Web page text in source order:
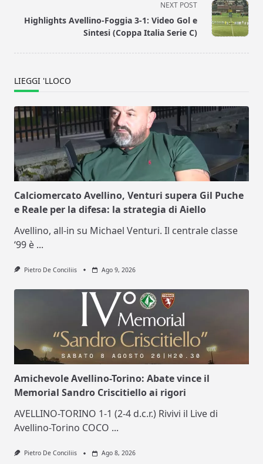
reader-
text">Page</span>
NEXT POST
Highlights Avellino-Foggia 3-1: Video Gol e
Sintesi (Coppa Italia Serie C)
LIEGGI 'LLOCO
Calciomercato Avellino, Venturi supera Gil Puche
e Reale per la difesa: la strategia di Aiello
Avellino, all-in su Michael Venturi. Il centrale classe
‘99 è ...
Pietro De Conciliis Ago 9, 2026
Amichevole Avellino-Torino: Abate vince il
Memorial Sandro Criscitiello ai rigori
AVELLINO-TORINO 1-1 (2-4 d.c.r.) Rivivi il Live di
Avellino-Torino COCO ...
Pietro De Conciliis Ago 8, 2026